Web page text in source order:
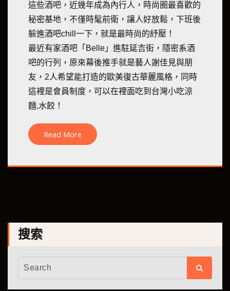
這些酒吧，近幾年成為內行人，時尚圈最喜歡的
秘密基地，不僅時髦前衛，讓人好放鬆，下班後
躲進酒吧chill一下，就是最時尚的紓壓！
最近有家酒吧「Belle」進駐延吉街，隱密系酒
吧的行列，原來幕後推手就是藝人謝佳見與朋
友，2人希望能打造的歐美復古華麗風格，同時
這裡是會員制度，可以在裡面吃到台灣小吃涼
麵,水餃！
Read More
搜索